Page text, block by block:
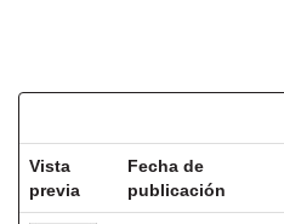
Vista
previa
Fecha de
publicación